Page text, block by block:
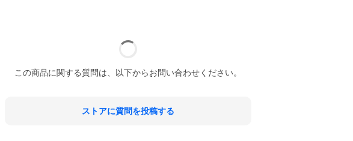
この商品に関する質問は、以下からお問い合わせください。
ストアに質問を投稿する